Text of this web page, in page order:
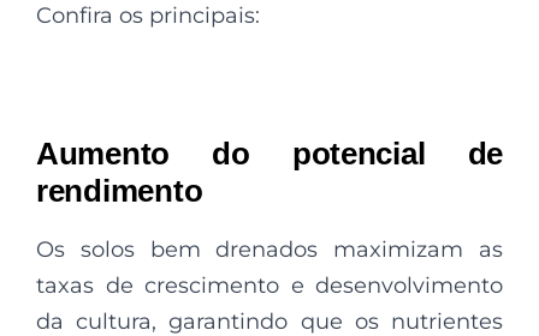
Confira os principais:
Aumento do potencial de
rendimento
Os solos bem drenados maximizam as
taxas de crescimento e desenvolvimento
da cultura, garantindo que os nutrientes